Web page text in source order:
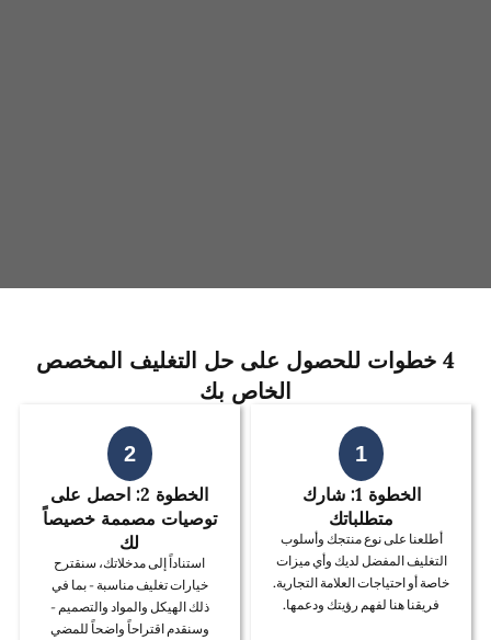
4 خطوات للحصول على حل التغليف المخصص
الخاص بك
1
الخطوة 1: شاركمتطلباتك
أطلعنا على نوع منتجك وأسلوب
التغليف المفضل لديك وأي ميزات
خاصة أو احتياجات العلامة التجارية.
فريقنا هنا لفهم رؤيتك ودعمها.
2
الخطوة 2: احصل على
توصيات مصممة خصيصاً
لك
استناداً إلى مدخلاتك، سنقترح
خيارات تغليف مناسبة - بما في
ذلك الهيكل والمواد والتصميم -
وسنقدم اقتراحاً واضحاً للمضي